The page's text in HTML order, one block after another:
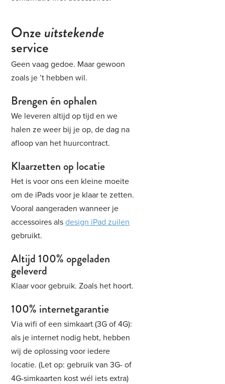
Onzeuitstekende
service
Geen vaag gedoe. Maar gewoon
zoals je ’t hebben wil.
Brengen én ophalen
We leveren altijd op tijd en we
halen ze weer bij je op, de dag na
afloop van het huurcontract.
Klaarzetten op locatie
Het is voor ons een kleine moeite
om de iPads voor je klaar te zetten.
Vooral aangeraden wanneer je
accessoires alsdesign iPad zuilen
gebruikt.
Altijd 100% opgeladen
geleverd
Klaar voor gebruik. Zoals het hoort.
100% internetgarantie
Via wifi of een simkaart (3G of 4G):
als je internet nodig hebt, hebben
wij de oplossing voor iedere
locatie. (Let op: gebruik van 3G- of
4G-simkaarten kost wél iets extra)